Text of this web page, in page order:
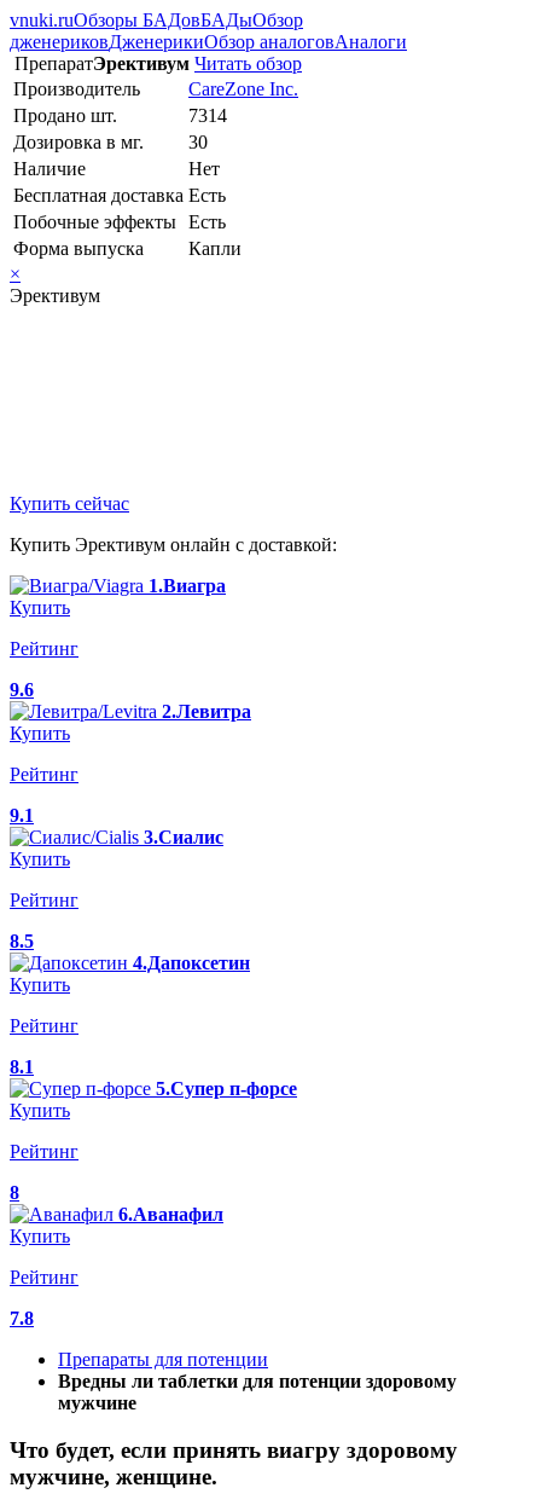
vnuki.ruОбзоры БАДовБАДыОбзор
дженериковДженерикиОбзор аналоговАналоги
ПрепаратЭрективум Читать обзор
Производитель
CareZone Inc.
Продано шт.
7314
Дозировка в мг.
30
Наличие
Нет
Бесплатная доставка Есть
Побочные эффекты Есть
Форма выпуска
Капли
×
Эрективум
Купить сейчас
Купить Эрективум онлайн с доставкой:
1.Виагра
Купить
Рейтинг
9.6
2.Левитра
Купить
Рейтинг
9.1
3.Сиалис
Купить
Рейтинг
8.5
4.Дапоксетин
Купить
Рейтинг
8.1
5.Супер п-форсе
Купить
Рейтинг
8
6.Аванафил
Купить
Рейтинг
7.8
Препараты для потенции
Вредны ли таблетки для потенции здоровому
мужчине
Что будет, если принять виагру здоровому
мужчине, женщине.